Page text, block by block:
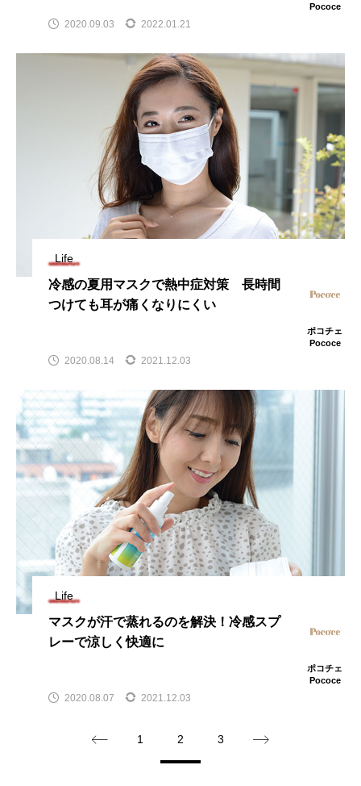
Pococe
2020.09.03 2022.01.21
Life
冷感の夏用マスクで熱中症対策 長時間
つけても耳が痛くなりにくい
ポコチェ
Pococe
2020.08.14 2021.12.03
Life
マスクが汗で蒸れるのを解決！冷感スプ
レーで涼しく快適に
ポコチェ
Pococe
2020.08.07 2021.12.03
1 2 3